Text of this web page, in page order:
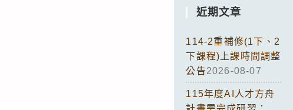
近期文章
114-2重補修(1下、2
下課程)上課時間調整
公告2026-08-07
115年度AI人才方舟